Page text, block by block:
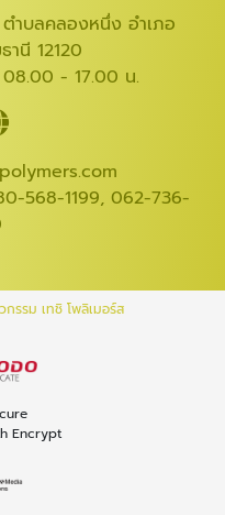
ำบลคลองหนึ่ง อำเภอ
นี 12120
08.00 - 17.00 น.
568-1199, 062-736-
รรม เทชิ โพลิเมอร์ส
Encrypt